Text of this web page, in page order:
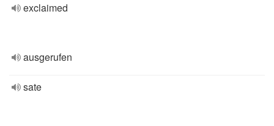
exclaimed
ausgerufen
sate